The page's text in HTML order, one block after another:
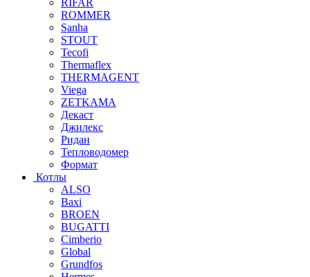
ROMMER
Sanha
STOUT
Tecofi
Thermaflex
THERMAGENT
Viega
ZETKAMA
Декаст
Джилекс
Ридан
Тепловодомер
Формат
Котлы
ALSO
Baxi
BROEN
BUGATTI
Cimberio
Global
Grundfos